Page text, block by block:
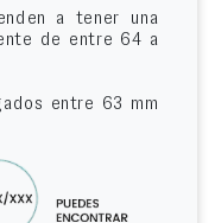
a tener una
de entre 64 a
entre 63 mm